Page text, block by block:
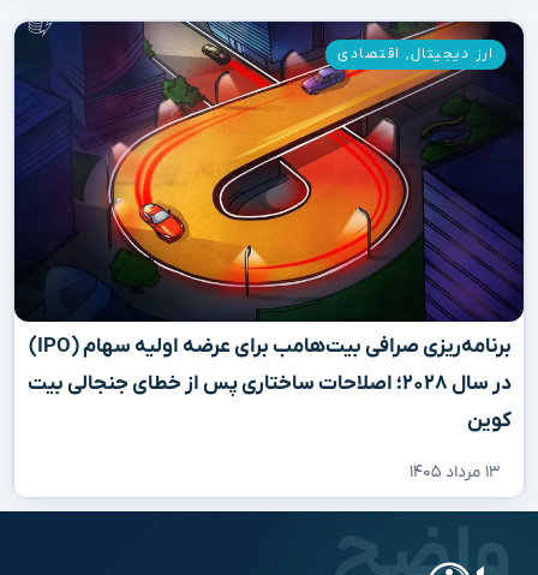
برنامه‌ریزی صرافی بیت‌هامب برای عرضه اولیه سهام (IPO)
در سال ۲۰۲۸؛ اصلاحات ساختاری پس از خطای جنجالی بیت
کوین
۱۳ مرداد ۱۴۰۵
ارز دیجیتال, اقتصادی